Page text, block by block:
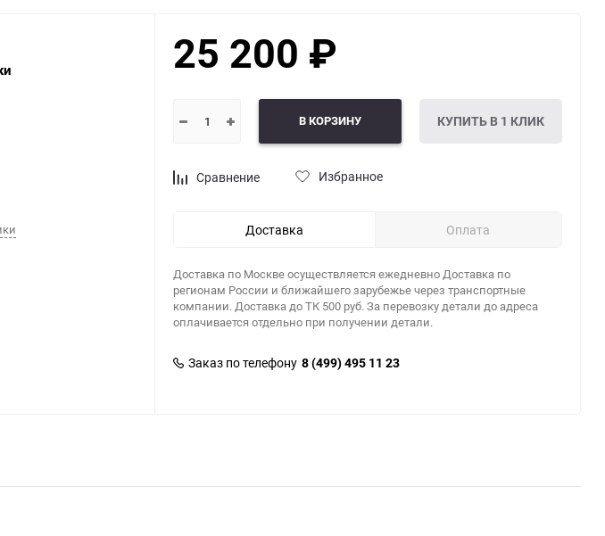
25 200 ₽
В КОРЗИНУ КУПИТЬ В 1 КЛИК
Сравнение Избранное
Доставка Оплата
Доставка по Москве осуществляется ежедневно Доставка по
регионам России и ближайшего зарубежье через транспортные
компании. Доставка до ТК 500 руб. За перевозку детали до адреса
оплачивается отдельно при получении детали.
Заказ по телефону 8 (499) 495 11 23